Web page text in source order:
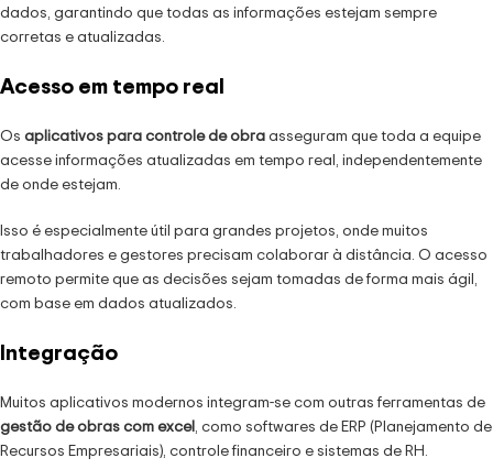
dados, garantindo que todas as informações estejam sempre
corretas e atualizadas.
Acesso em tempo real
Os aplicativos para controle de obraasseguram que toda a equipe
acesse informações atualizadas em tempo real, independentemente
de onde estejam.
Isso é especialmente útil para grandes projetos, onde muitos
trabalhadores e gestores precisam colaborar à distância. O acesso
remoto permite que as decisões sejam tomadas de forma mais ágil,
com base em dados atualizados.
Integração
Muitos aplicativos modernos integram-se com outras ferramentas de
gestão de obras com excel, como softwares de ERP (Planejamento de
Recursos Empresariais), controle financeiro e sistemas de RH.